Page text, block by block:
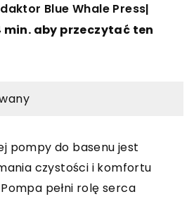
Blue Whale Press|
min. aby przeczytać ten
pompy do basenu jest
czystości i komfortu
pełni rolę serca